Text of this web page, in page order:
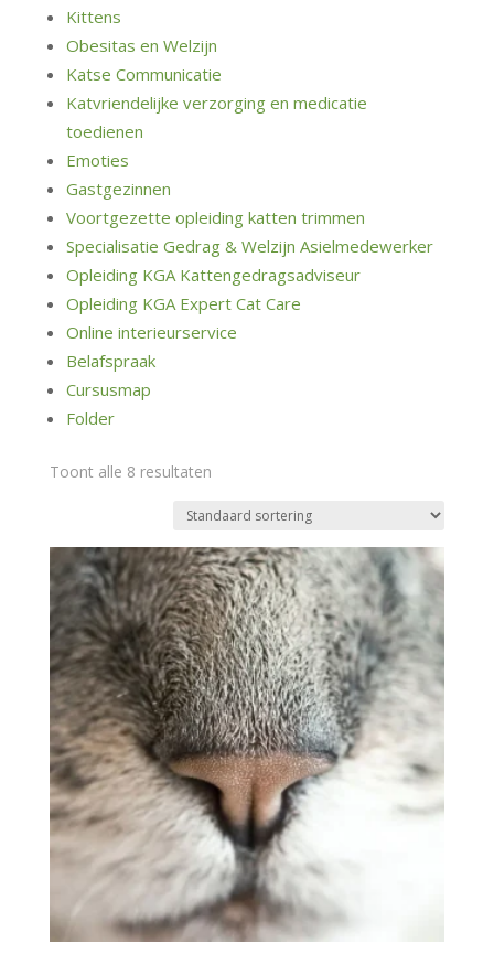
Kittens
Obesitas en Welzijn
Katse Communicatie
Katvriendelijke verzorging en medicatie
toedienen
Emoties
Gastgezinnen
Voortgezette opleiding katten trimmen
Specialisatie Gedrag & Welzijn Asielmedewerker
Opleiding KGA Kattengedragsadviseur
Opleiding KGA Expert Cat Care
Online interieurservice
Belafspraak
Cursusmap
Folder
Toont alle 8 resultaten